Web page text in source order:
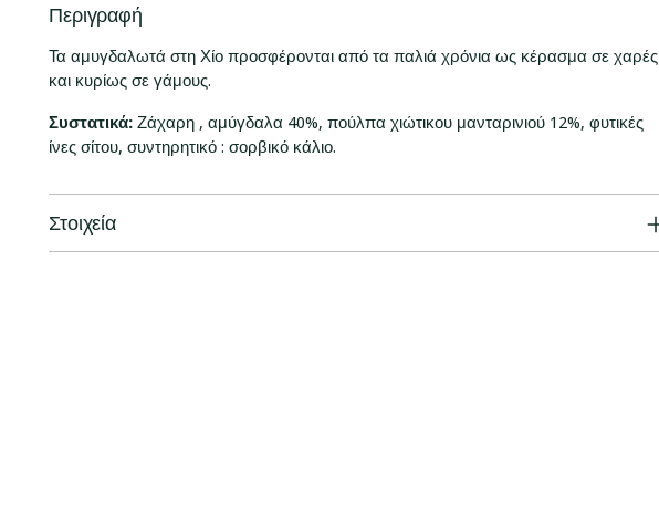
Περιγραφή
Τα αμυγδαλωτά στη Χίο προσφέρονται από τα παλιά χρόνια ως κέρασμα σε χαρές
και κυρίως σε γάμους.
Συστατικά: Ζάχαρη , αμύγδαλα 40%, πούλπα χιώτικου μανταρινιού 12%, φυτικές
ίνες σίτου, συντηρητικό : σορβικό κάλιο.
Στοιχεία